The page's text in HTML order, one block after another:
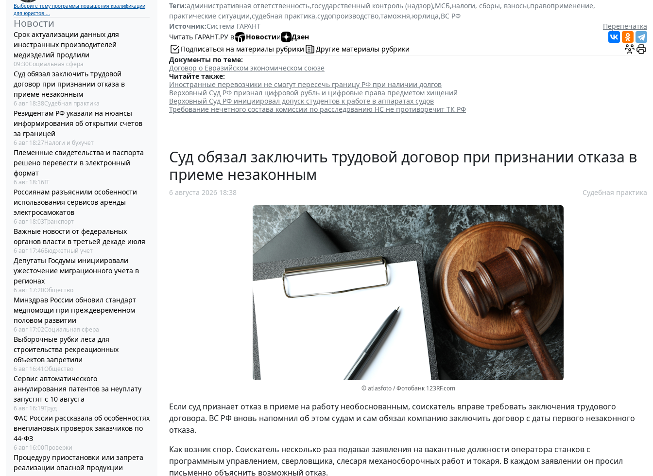
Выберите тему программы повышения квалификации
для юристов ...
Новости
Срок актуализации данных для
иностранных производителей
медизделий продлили
09:30Социальная сфера
Суд обязал заключить трудовой
договор при признании отказа в
приеме незаконным
6 авг 18:38Судебная практика
Резидентам РФ указали на нюансы
информирования об открытии счетов
за границей
6 авг 18:27Налоги и бухучет
Племенные свидетельства и паспорта
решено перевести в электронный
формат
6 авг 18:16IT
Россиянам разъяснили особенности
использования сервисов аренды
электросамокатов
6 авг 18:03Транспорт
Важные новости от федеральных
органов власти в третьей декаде июля
6 авг 17:46Бюджетный учет
Депутаты Госдумы инициировали
ужесточение миграционного учета в
регионах
6 авг 17:20Общество
Минздрав России обновил стандарт
медпомощи при преждевременном
половом развитии
6 авг 17:02Социальная сфера
Выборочные рубки леса для
строительства рекреационных
объектов запретили
6 авг 16:41 Общество
Сервис автоматического
аннулирования патентов за неуплату
запустят с 10 августа
6 авг 16:19Труд
ФАС России рассказала об особенностях
внеплановых проверок заказчиков по
44-ФЗ
6 авг 16:00Проверки
Процедуру приостановки или запрета
реализации опасной продукции
Теги:административная ответственность,государственный контроль (надзор),МСБ,налоги, сборы, взносы,правоприменение,
практические ситуации,судебная практика,судопроизводство,таможня,юрлица,ВС РФ
Источник:Система ГАРАНТ
Перепечатка
Читать ГАРАНТ.РУ в
Новостии
Дзен
Подписаться на материалы рубрики
Другие материалы рубрики
Документы по теме:
Договор о Евразийском экономическом союзе
Читайте также:
Иностранные перевозчики не смогут пересечь границу РФ при наличии долгов
Верховный Суд РФ признал цифровой рубль и цифровые права предметом хищений
Верховный Суд РФ инициировал допуск студентов к работе в аппаратах судов
Требование нечетного состава комиссии по расследованию НС не противоречит ТК РФ
Суд обязал заключить трудовой договор при признании отказа в
приеме незаконным
6 августа 2026 18:38 Судебная практика
© atlasfoto / Фотобанк 123RF.com
Если суд признает отказ в приеме на работу необоснованным, соискатель вправе требовать заключения трудового
договора. ВС РФ вновь напомнил об этом судам и сам обязал компанию заключить договор с даты первого незаконного
отказа.
Как возник спор. Соискатель несколько раз подавал заявления на вакантные должности оператора станков с
программным управлением, сверловщика, слесаря механосборочных работ и токаря. В каждом заявлении он просил
письменно объяснить возможный отказ.